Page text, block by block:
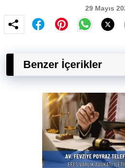
29 Mayıs
Benzer İçerikler